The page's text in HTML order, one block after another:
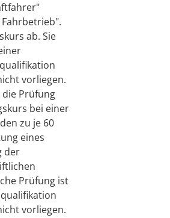
ab. Sie
vorliegen.
Prüfung
bei einer
zu je 60
eines
der
Prüfung ist
vorliegen.